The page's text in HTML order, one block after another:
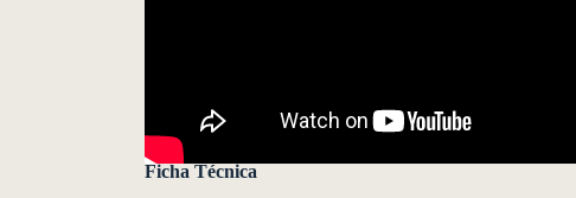
Ficha Técnica